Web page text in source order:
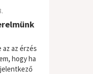
az az érzés
hogy ha